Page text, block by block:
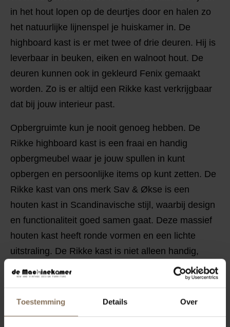
Toestemming Details Over
in het hout lopen op de deurtjes door en halen zo
het natuurlijke lijnenspel je huiskamer in. De
highboard kast is er met twee of drie deuren. Hij is
leverbaar in beuken, eiken en walnoot hout. De
deuren kunnen ook in gekleurd Fenix gemaakt
worden. Zo is er altijd een Rikke kast verkrijgbaar
dat bij jouw interieur past.
Opbergruimte kun je nooit genoeg hebben. De
Rikke highboard kast is een fraai en handig
opbergmeubel waar je jouw spullen in kunt
opbergen en persoonlijke items op kunt zetten. De
Rikke kast van ons merk Sav & Økse is een
houten kast in Scandinavische stijl, waarbij design
en functionaliteit goed samen gaat. Deze massief
houten kast heeft ronde vormen en een lichte
uitstraling. De Rikke kast is niet alleen handig,
maar ook erg mooi. Een heuse blikvanger in jouw
KENMERKEN